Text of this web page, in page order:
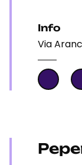
Info
Via